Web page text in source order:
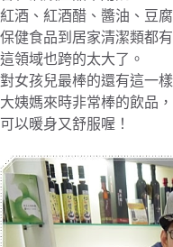
紅酒、紅酒醋、醬油、豆
保健食品到居家清潔類都有
這領域也跨的太大了。
對女孩兒最棒的還有這一樣
大姨媽來時非常棒的飲品，
可以暖身又舒服喔！